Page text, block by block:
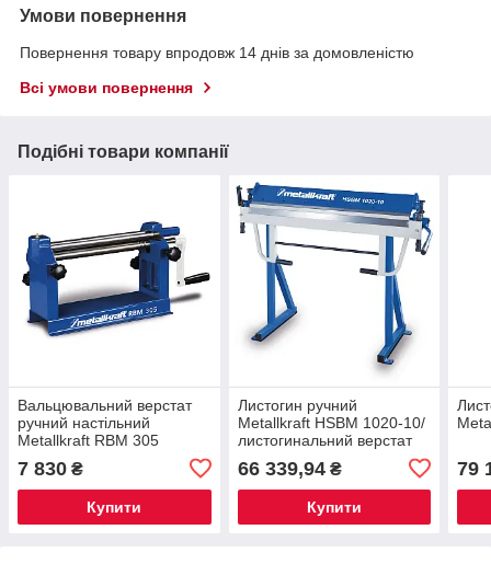
Умови повернення
Повернення товару впродовж 14 днів за домовленістю
Всі умови повернення
Подібні товари компанії
Вальцювальний верстат
ручний настільний
Metallkraft RBM 305
7 830 ₴
Купити
Листогин ручний
Metallkraft HSBM 1020-10/
листогинальний верстат
66 339,94₴
Купити
79